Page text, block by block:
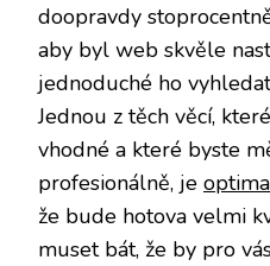
doopravdy
aby byl web skvěle
jednoduché ho
Jednou z těch věcí,
vhodné a které byste
profesionálně, je
že bude hotova velmi
muset bát, že by pro